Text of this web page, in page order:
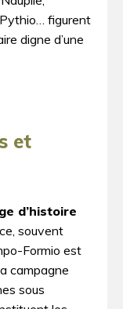
figurent
digne d’une
et
d’histoire
souvent
Formio est
campagne
sous